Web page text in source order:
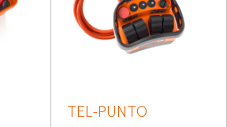
TEL-PUNTO